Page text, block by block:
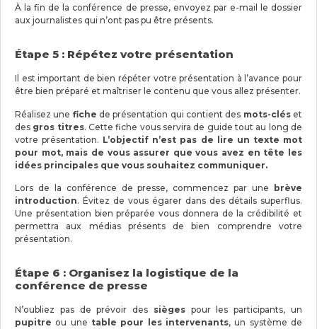
À la fin de la conférence de presse, envoyez par e-mail le dossier
aux journalistes qui n’ont pas pu être présents.
Étape 5 : Répétez votre présentation
Il est important de bien répéter votre présentation à l’avance pour
être bien préparé et maîtriser le contenu que vous allez présenter.
Réalisez une fiche de présentation qui contient des mots-cléset
des gros titres. Cette fiche vous servira de guide tout au long de
votre présentation. L’objectif n’est pas de lire un texte mot
pour mot, mais de vous assurer que vous avez en tête les
idées principales que vous souhaitez communiquer.
Lors de la conférence de presse, commencez par une
brève
introduction. Évitez de vous égarer dans des détails superflus.
Une présentation bien préparée vous donnera de la crédibilité et
permettra aux médias présents de bien comprendre votre
présentation.
Étape 6 : Organisez la logistique de la
conférence de presse
N’oubliez pas de prévoir des sièges pour les participants, un
pupitre ou une table pour les intervenants, un système de